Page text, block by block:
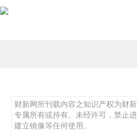
财新网所刊载内容之知识产权为财
专属所有或持有。未经许可，禁止
建立镜像等任何使用。